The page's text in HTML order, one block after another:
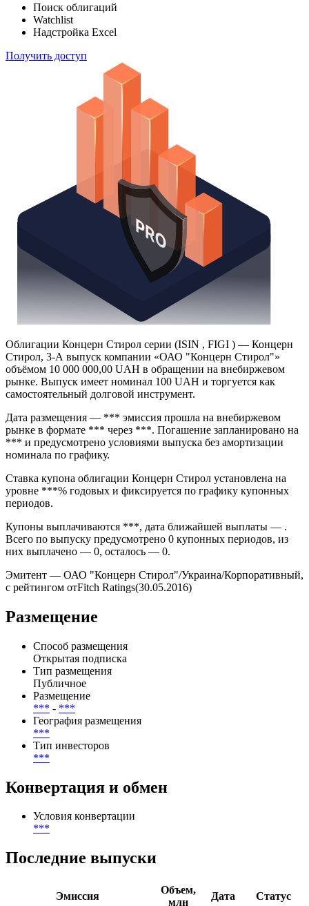
Поиск облигаций
Watchlist
Надстройка Excel
Получить доступ
Облигации Концерн Стирол серии (ISIN , FIGI ) — Концерн
Стирол, 3-А выпуск компании «ОАО "Концерн Стирол"»
объёмом 10 000 000,00 UAH в обращении на внебиржевом
рынке. Выпуск имеет номинал 100 UAH и торгуется как
самостоятельный долговой инструмент.
Дата размещения — *** эмиссия прошла на внебиржевом
рынке в формате *** через ***. Погашение запланировано на
*** и предусмотрено условиями выпуска без амортизации
номинала по графику.
Ставка купона облигации Концерн Стирол установлена на
уровне ***% годовых и фиксируется по графику купонных
периодов.
Купоны выплачиваются ***, дата ближайшей выплаты — .
Всего по выпуску предусмотрено 0 купонных периодов, из
них выплачено — 0, осталось — 0.
Эмитент — ОАО "Концерн Стирол"/Украина/Корпоративный,
с рейтингом отFitch Ratings(30.05.2016)
Размещение
Способ размещения
Открытая подписка
Тип размещения
Публичное
Размещение
*** - ***
География размещения
***
Тип инвесторов
***
Конвертация и обмен
Условия конвертации
***
Последние выпуски
Эмиссия
Объем,
млн
Дата Статус